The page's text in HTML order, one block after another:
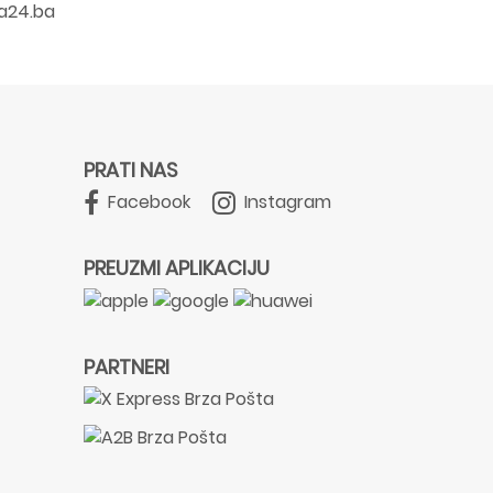
PRATI NAS
Facebook Instagram
PREUZMI APLIKACIJU
PARTNERI